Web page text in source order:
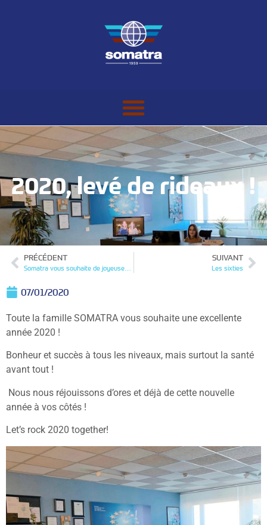
2020, levé de rideaux !
PRÉCÉDENT
Somatra vous souhaite de joyeuses fêtes !
SUIVANT
Les sixties
07/01/2020
Toute la famille SOMATRA vous souhaite une excellente
année 2020 !
Bonheur et succès à tous les niveaux, mais surtout la santé
avant tout !
Nous nous réjouissons d’ores et déjà de cette nouvelle
année à vos côtés !
Let’s rock 2020 together!